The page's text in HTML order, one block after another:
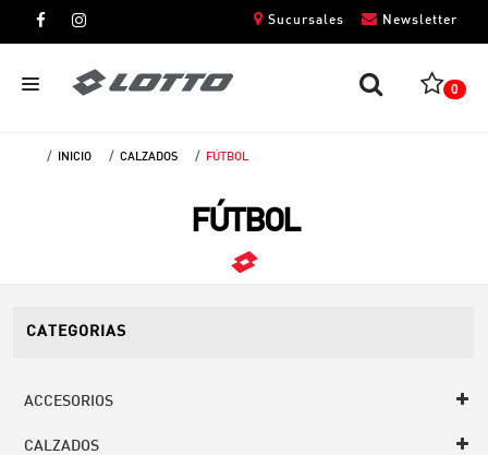
Newsletter
Sucursales
0
INICIO CALZADOS FÚTBOL
FÚTBOL
CATEGORIAS
ACCESORIOS
CALZADOS